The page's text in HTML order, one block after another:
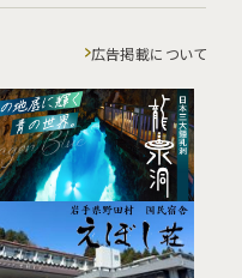
広告掲載について